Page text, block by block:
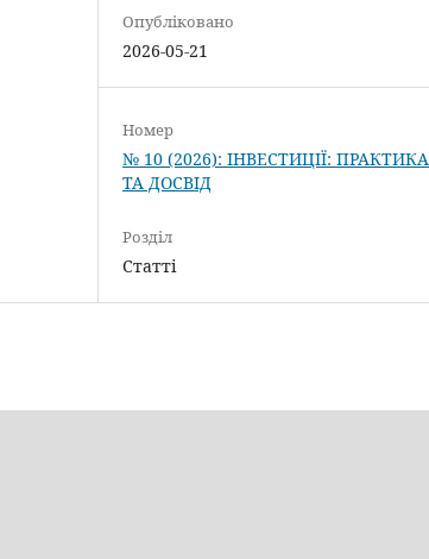
Опубліковано
2026-05-21
Номер
№ 10 (2026): ІНВЕСТИЦІЇ: ПРАКТИКА
ТА ДОСВІД
Розділ
Статті